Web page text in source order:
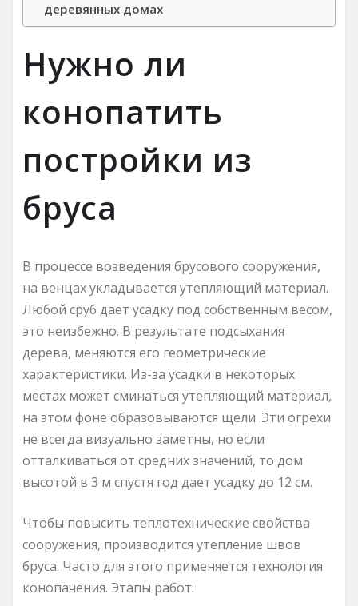
деревянных домах
Нужно ли
конопатить
постройки из
бруса
В процессе возведения брусового сооружения,
на венцах укладывается утепляющий материал.
Любой сруб дает усадку под собственным весом,
это неизбежно. В результате подсыхания
дерева, меняются его геометрические
характеристики. Из-за усадки в некоторых
местах может сминаться утепляющий материал,
на этом фоне образовываются щели. Эти огрехи
не всегда визуально заметны, но если
отталкиваться от средних значений, то дом
высотой в 3 м спустя год дает усадку до 12 см.
Чтобы повысить теплотехнические свойства
сооружения, производится утепление швов
бруса. Часто для этого применяется технология
конопачения. Этапы работ: